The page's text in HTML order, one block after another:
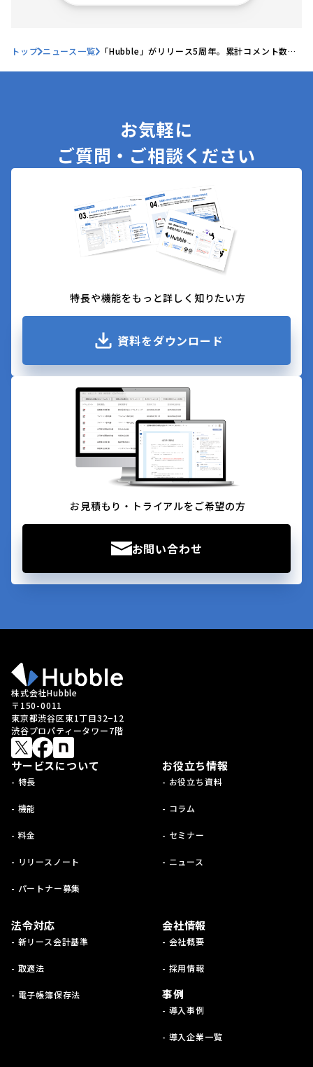
トップ ニュース一覧 「Hubble」がリリース5周年。累計コメント数は
お気軽に
ご質問・ご相談ください
特長や機能をもっと詳しく知りたい方
資料をダウンロード
お見積もり・トライアルをご希望の方
お問い合わせ
株式会社Hubble
〒150-0011
東京都渋谷区東1丁目32−12
渋谷プロパティータワー7階
サービスについて
- 特長
- 機能
- 料金
- リリースノート
- パートナー募集
お役立ち情報
- お役立ち資料
- コラム
- セミナー
- ニュース
法令対応
- 新リース会計基準
- 取適法
- 電子帳簿保存法
会社情報
- 会社概要
- 採用情報
事例
- 導入事例
- 導入企業一覧